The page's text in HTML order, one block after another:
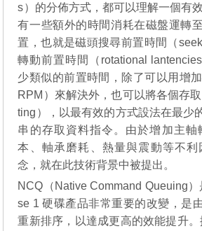
s）的分佈方式，都可以理解一個有
有一些額外的時間消耗在磁盤運轉
置，也就是磁頭搜尋前置時間（
轉動前置時間（rotational
少類似的前置時間，除了可以用增
RPM）來解決外，也可以將各個存
ting），以最有效的方式設法在最少
串的存取資料指令。由於增加主軸
本、軸承磨耗、熱量與震動等不利
念，就在此技術背景中被提出。
NCQ（Native Command Queuing）
se 1 硬碟產品非常重要的改變，是
重新排序，以達成更高的效能提升